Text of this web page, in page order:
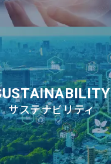
サステナビリティ